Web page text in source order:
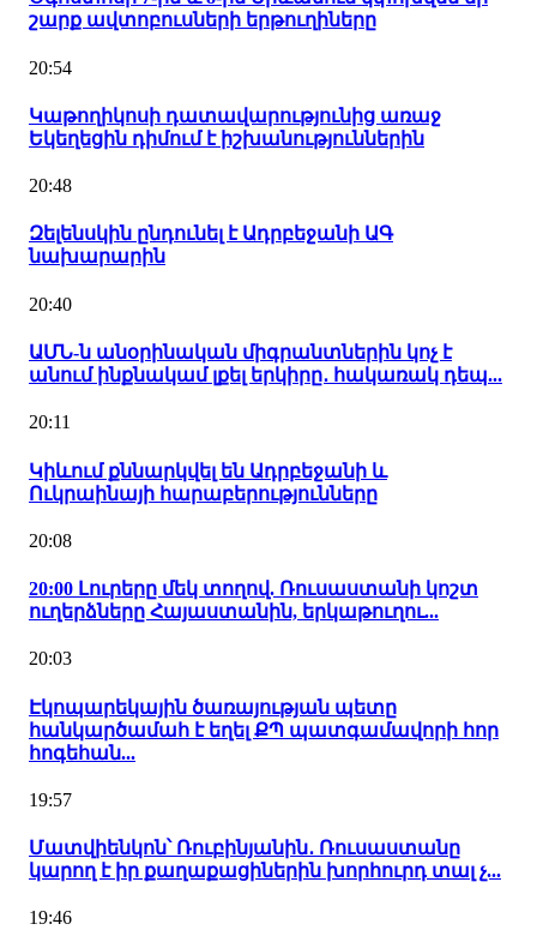
շարք ավտոբուսների երթուղիները
20:54
Կաթողիկոսի դատավարությունից առաջ
Եկեղեցին դիմում է իշխանություններին
20:48
Զելենսկին ընդունել է Ադրբեջանի ԱԳ
նախարարին
20:40
ԱՄՆ-ն անօրինական միգրանտներին կոչ է
անում ինքնակամ լքել երկիրը․ հակառակ դեպ...
20:11
Կիևում քննարկվել են Ադրբեջանի և
Ուկրաինայի հարաբերությունները
20:08
20:00 Լուրերը մեկ տողով. Ռուսաստանի կոշտ
ուղերձները Հայաստանին, երկաթուղու...
20:03
Էկոպարեկային ծառայության պետը
հանկարծամահ է եղել ՔՊ պատգամավորի հոր
հոգեհան...
19:57
Մատվիենկոն՝ Ռուբինյանին․ Ռուսաստանը
կարող է իր քաղաքացիներին խորհուրդ տալ չ...
19:46